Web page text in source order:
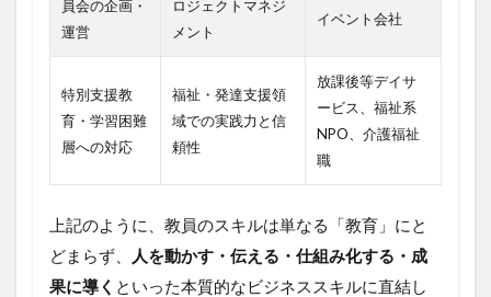
員会の企画・
運営
ロジェクトマネジ
メント
イベント会社
特別支援教
育・学習困難
層への対応
福祉・発達支援領
域での実践力と信
頼性
放課後等デイサ
ービス、福祉系
NPO、介護福祉
職
上記のように、教員のスキルは単なる「教育」にと
どまらず、
人を動かす・伝える・仕組み化する・成
果に導く といった本質的なビジネススキルに直結し